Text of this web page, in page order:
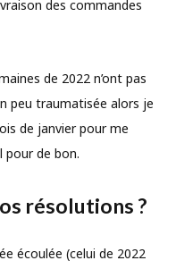
des commandes
de 2022 n’ont pas
peu traumatisée alors je
de janvier pour me
pour de bon.
résolutions ?
écoulée (celui de 2022